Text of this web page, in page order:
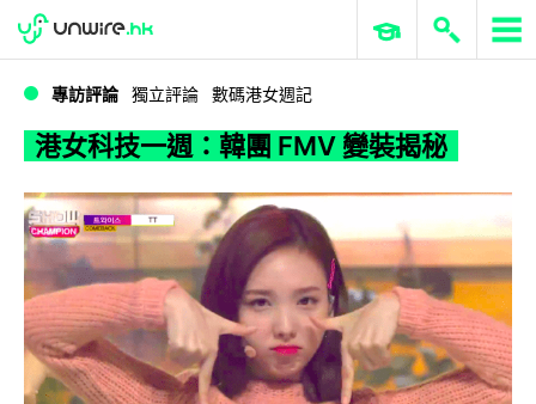
港女科技一週：韓團 FMV 變裝揭秘
WWDC 2026 ERP 與商業 AI
專訪評論 獨立評論 數碼港女週記
港女科技一週：韓團 FMV 變裝揭秘